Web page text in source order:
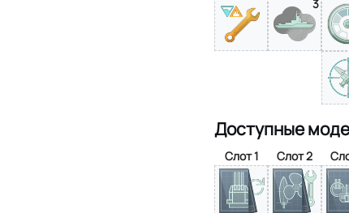
3
Доступные
Слот 1 Слот 2